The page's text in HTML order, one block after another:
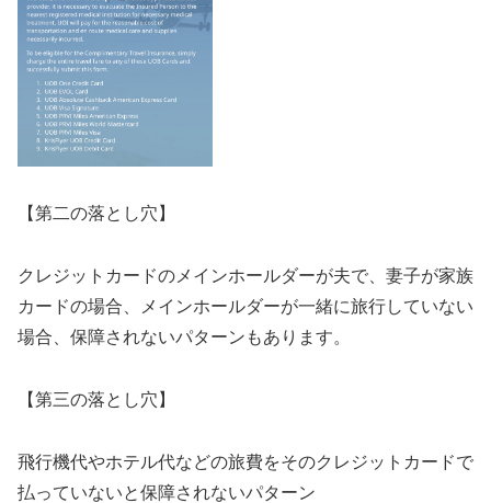
【第二の落とし穴】
クレジットカードのメインホールダーが夫で、妻子が家族
カードの場合、メインホールダーが一緒に旅行していない
場合、保障されないパターンもあります。
【第三の落とし穴】
飛行機代やホテル代などの旅費をそのクレジットカードで
払っていないと保障されないパターン